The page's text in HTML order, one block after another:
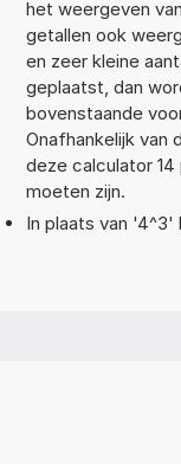
het weergeven
getallen ook
en zeer kleine
geplaatst, dan
bovenstaande
Onafhankelijk van
deze calculator
moeten zijn.
In plaats van